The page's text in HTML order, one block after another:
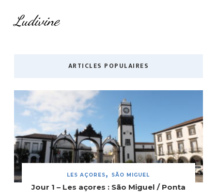
Ludivine
ARTICLES POPULAIRES
LES AÇORES SÃO MIGUEL
Jour 1 – Les açores : São Miguel / Ponta